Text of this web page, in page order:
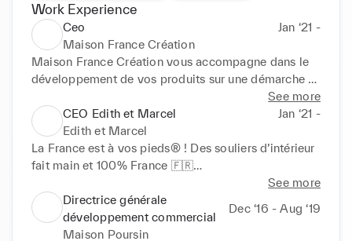
etc.:
Vos hôtes vous aiment pour l'excellence de vos
prestations, chaussez les comme ils le méritent !
Le luxe à la française est aussi dans les détails :-)
La France est à vos pieds®
www.edithetmarcel.fr
                                                          -------------------
----------------------
After more than 20 years in the commercial field
and with real experience, I created a company then
Work Experience
Ceo
Jan ‘21 -
Maison France Création
Maison France Création vous accompagne dans le
développement de vos produits sur une démarche
Offrez le savoir-faire et la qualité du Made in France
à vos clients. Parce qu'ils méritent le meilleur !
Maison France Création supports you in the
development of your products using a responsible
and Made In France approach.
Offer the know-how and the quality of Made in
France to your customers.
See more
CEO Edith et Marcel
Jan ‘21 -
Edith et Marcel
La France est à vos pieds® ! Des souliers d’intérieur
fait main et 100% France 🇫🇷
France is at your feet®! Handmade, 100% French
indoor shoes 🇫🇷
See more
Directrice générale
développement commercial
Dec ‘16 - Aug ‘19
Maison Poursin